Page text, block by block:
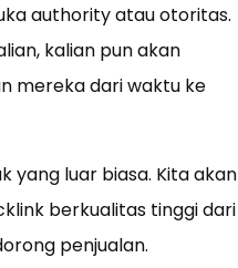
authority atau otoritas.
kalian pun akan
mereka dari waktu ke
yang luar biasa. Kita akan
berkualitas tinggi dari
penjualan.